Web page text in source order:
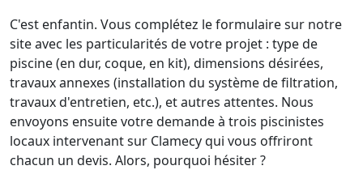
C'est enfantin. Vous complétez le formulaire sur notre
site avec les particularités de votre projet : type de
piscine (en dur, coque, en kit), dimensions désirées,
travaux annexes (installation du système de filtration,
travaux d'entretien, etc.), et autres attentes. Nous
envoyons ensuite votre demande à trois piscinistes
locaux intervenant sur Clamecy qui vous offriront
chacun un devis. Alors, pourquoi hésiter ?